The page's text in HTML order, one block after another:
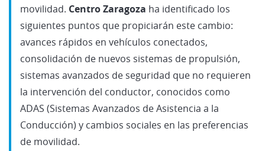
movilidad. Centro Zaragoza ha identificado los
siguientes puntos que propiciarán este cambio:
avances rápidos en vehículos conectados,
consolidación de nuevos sistemas de propulsión,
sistemas avanzados de seguridad que no requieren
la intervención del conductor, conocidos como
ADAS (Sistemas Avanzados de Asistencia a la
Conducción) y cambios sociales en las preferencias
de movilidad.